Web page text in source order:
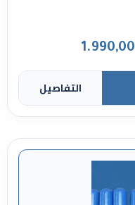
1.990,00
التفاصيل